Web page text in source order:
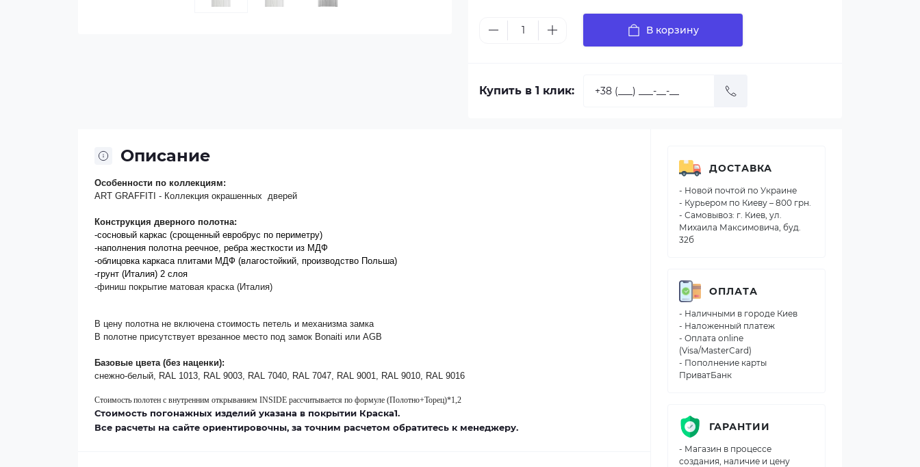
В корзину
Купить в 1 клик:
Описание
Особенности по коллекциям:
ART GRAFFITI - Коллекция окрашенных дверей
Конструкция дверного полотна:
-сосновый каркас (срощенный евробрус по периметру)
-наполнения полотна реечное, ребра жесткости из МДФ
-облицовка каркаса плитами МДФ (влагостойкий, производство Польша)
-грунт (Италия) 2 слоя
-финиш покрытие матовая краска (Италия)
В цену полотна не включена стоимость петель и механизма замка
В полотне присутствует врезанное место под замок Bonaiti или AGB
Базовые цвета (без наценки):
снежно-белый, RAL 1013, RAL 9003, RAL 7040, RAL 7047, RAL 9001, RAL 9010, RAL 9016
Стоимость полотен с внутренним открыванием INSIDE рассчитывается по формуле (Полотно+Торец)*1,2
Стоимость погонажных изделий указана в покрытии Краска1.
Все расчеты на сайте ориентировочны, за точним расчетом обратитесь к менеджеру.
ДОСТАВКА
- Новой почтой по Украине
- Курьером по Киеву – 800 грн.
- Самовывоз: г. Киев, ул.
Михаила Максимовича, буд.
32б
ОПЛАТА
- Наличными в городе Киев
- Наложенный платеж
- Оплата online
(Visa/MasterCard)
- Пополнение карты
ПриватБанк
ГАРАНТИИ
- Магазин в процессе
создания, наличие и цену